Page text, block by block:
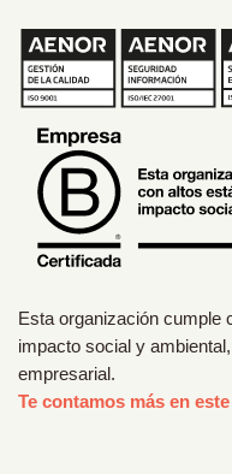
Esta organización cumple
impacto social y
empresarial.
Te contamos más en